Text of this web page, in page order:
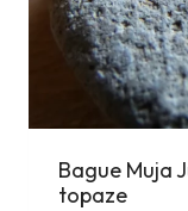
Bague Muja
topaze